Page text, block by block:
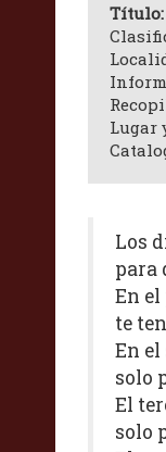
Título:
Lugar
Los
para
En
te
En
solo
El
solo